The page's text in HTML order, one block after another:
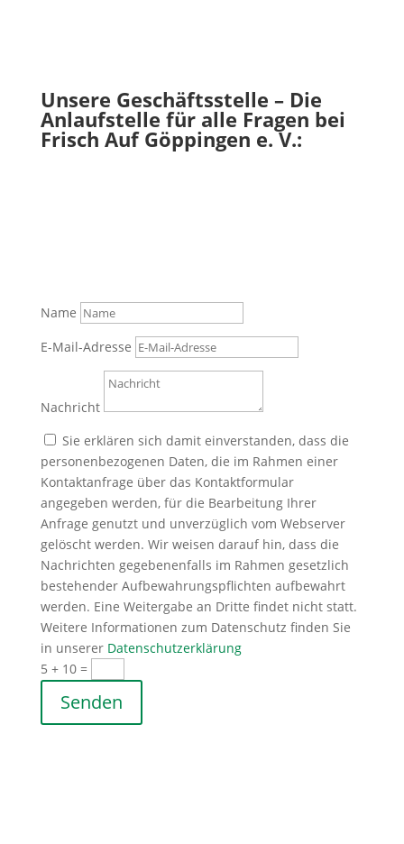
Unsere Geschäftsstelle – Die
Anlaufstelle für alle Fragen bei
Frisch Auf Göppingen e. V.:
Name
E-Mail-Adresse
Nachricht
Sie erklären sich damit einverstanden, dass die
personenbezogenen Daten, die im Rahmen einer
Kontaktanfrage über das Kontaktformular
angegeben werden, für die Bearbeitung Ihrer
Anfrage genutzt und unverzüglich vom Webserver
gelöscht werden. Wir weisen darauf hin, dass die
Nachrichten gegebenenfalls im Rahmen gesetzlich
bestehender Aufbewahrungspflichten aufbewahrt
werden. Eine Weitergabe an Dritte findet nicht statt.
Weitere Informationen zum Datenschutz finden Sie
in unserer Datenschutzerklärung
5 + 10=
Senden